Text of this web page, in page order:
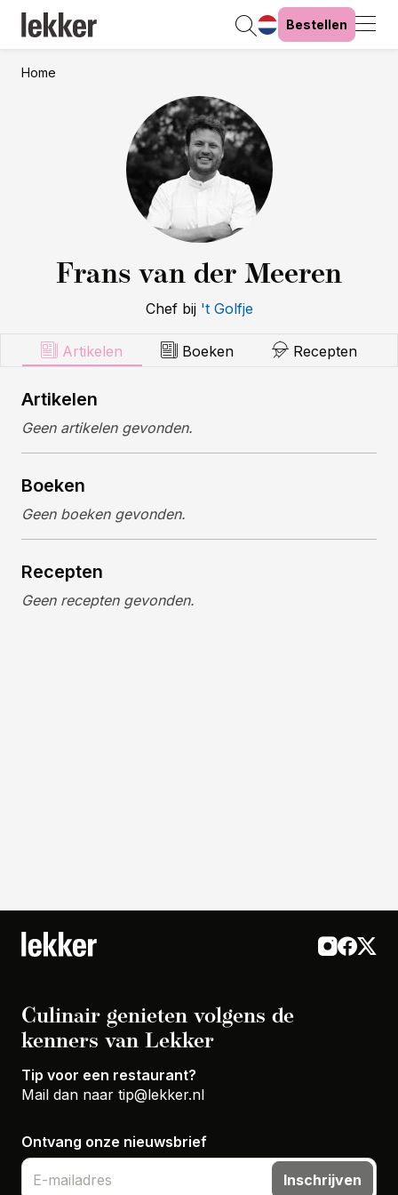
Bestellen
Home
Frans van der Meeren
Chef bij 't Golfje
Artikelen Boeken Recepten
Artikelen
Geen artikelen gevonden.
Boeken
Geen boeken gevonden.
Recepten
Geen recepten gevonden.
Culinair genieten volgens de
kenners van Lekker
Tip voor een restaurant?
Mail dan naar tip@lekker.nl
Ontvang onze nieuwsbrief
Inschrijven